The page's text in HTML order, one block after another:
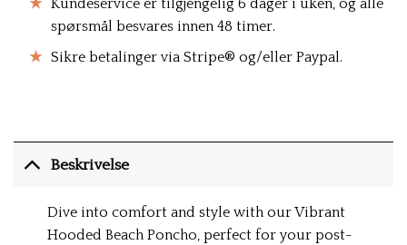
Kundeservice er tilgjengelig 6 dager i uken, og alle
spørsmål besvares innen 48 timer.
Sikre betalinger via Stripe® og/eller Paypal.
Beskrivelse
Dive into comfort and style with our Vibrant
Hooded Beach Poncho, perfect for your post-